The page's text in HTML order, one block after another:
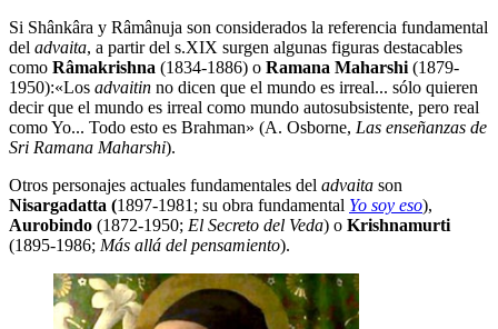
Si Shânkâra y Râmânuja son considerados la referencia fundamental
del advaita, a partir del s.XIX surgen algunas figuras destacables
como Râmakrishna (1834-1886) o Ramana Maharshi (1879-
1950):«Los advaitin no dicen que el mundo es irreal... sólo quieren
decir que el mundo es irreal como mundo autosubsistente, pero real
como Yo... Todo esto es Brahman» (A. Osborne, Las enseñanzas de
Sri Ramana Maharshi).
Otros personajes actuales fundamentales del advaita son
Nisargadatta (1897-1981; su obra fundamental Yo soy eso),
Aurobindo (1872-1950; El Secreto del Veda) o Krishnamurti
(1895-1986; Más allá del pensamiento).